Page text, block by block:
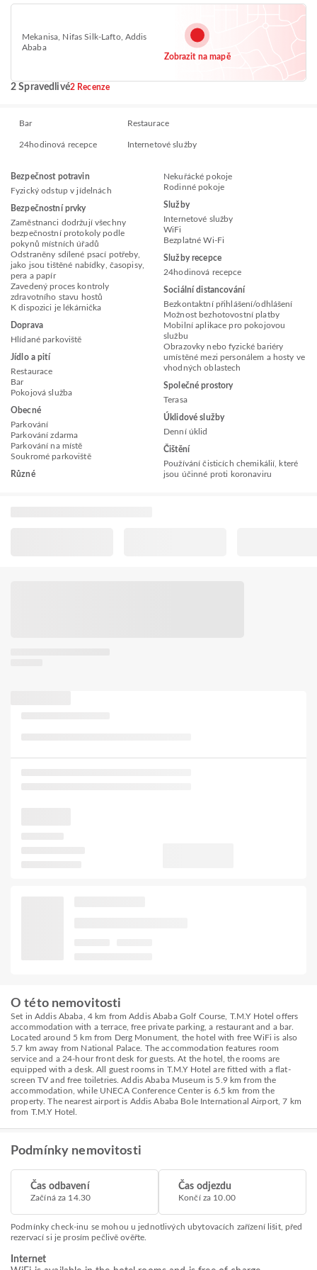
Mekanisa, Nifas Silk-Lafto, Addis
Ababa
Zobrazit na mapě
2 Spravedlivé2 Recenze
Bar Restaurace
24hodinová recepce Internetové služby
Bezpečnost potravin
Fyzický odstup v jídelnách
Bezpečnostní prvky
Zaměstnanci dodržují všechny
bezpečnostní protokoly podle
pokynů místních úřadů
Odstraněny sdílené psací potřeby,
jako jsou tištěné nabídky, časopisy,
pera a papír
Zavedený proces kontroly
zdravotního stavu hostů
K dispozici je lékárnička
Doprava
Hlídané parkoviště
Jídlo a pití
Restaurace
Bar
Pokojová služba
Obecné
Parkování
Parkování zdarma
Parkování na místě
Soukromé parkoviště
Různé
Nekuřácké pokoje
Rodinné pokoje
Služby
Internetové služby
WiFi
Bezplatné Wi-Fi
Služby recepce
24hodinová recepce
Sociální distancování
Bezkontaktní přihlášení/odhlášení
Možnost bezhotovostní platby
Mobilní aplikace pro pokojovou
službu
Obrazovky nebo fyzické bariéry
umístěné mezi personálem a hosty ve
vhodných oblastech
Společné prostory
Terasa
Úklidové služby
Denní úklid
Čištění
Používání čisticích chemikálií, které
jsou účinné proti koronaviru
O této nemovitosti
Set in Addis Ababa, 4 km from Addis Ababa Golf Course, T.M.Y Hotel offers
accommodation with a terrace, free private parking, a restaurant and a bar.
Located around 5 km from Derg Monument, the hotel with free WiFi is also
5.7 km away from National Palace. The accommodation features room
service and a 24-hour front desk for guests. At the hotel, the rooms are
equipped with a desk. All guest rooms in T.M.Y Hotel are fitted with a flat-
screen TV and free toiletries. Addis Ababa Museum is 5.9 km from the
accommodation, while UNECA Conference Center is 6.5 km from the
property. The nearest airport is Addis Ababa Bole International Airport, 7 km
from T.M.Y Hotel.
Podmínky nemovitosti
Čas odbavení
Začíná za 14.30
Čas odjezdu
Končí za 10.00
Podmínky check-inu se mohou u jednotlivých ubytovacích zařízení lišit, před
rezervací si je prosím pečlivě ověřte.
Internet